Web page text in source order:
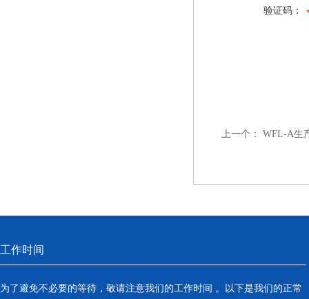
验证码：
上一个： WFL-A生
工作时间
为了避免不必要的等待，敬请注意我们的工作时间 。以下是我们的正常